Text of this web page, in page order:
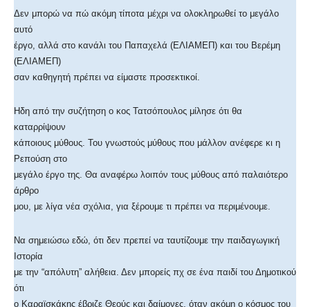
Δεν μπορώ να πώ ακόμη τίποτα μέχρι να ολοκληρωθεί το μεγάλο
αυτό
έργο, αλλά στο κανάλι του Παπαχελά (ΕΛΙΑΜΕΠ) και του Βερέμη
(ΕΛΙΑΜΕΠ)
σαν καθηγητή πρέπει να είμαστε προσεκτικοί.
Ηδη από την συζήτηση ο κος Τατσόπουλος μίλησε ότι θα
καταρρίψουν
κάποιους μύθους. Του γνωστούς μύθους που μάλλον ανέφερε κι η
Ρεπούση στο
μεγάλο έργο της. Θα αναφέρω λοιπόν τους μύθους από παλαιότερο
άρθρο
μου, με λίγα νέα σχόλια, για ξέρουμε τι πρέπει να περιμένουμε.
Να σημειώσω εδώ, ότι δεν πρεπεί να ταυτίζουμε την παιδαγωγική
Ιστορία
με την “απόλυτη” αλήθεια. Δεν μπορείς πχ σε ένα παιδί του Δημοτικού
ότι
ο Καραϊσκάκης έβριζε Θεούς και δαίμονες, όταν ακόμη ο κόσμος του